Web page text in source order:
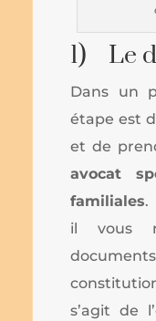
1) Le
Dans un
étape est
et de
avocat
familiales.
il vous
s’agit de